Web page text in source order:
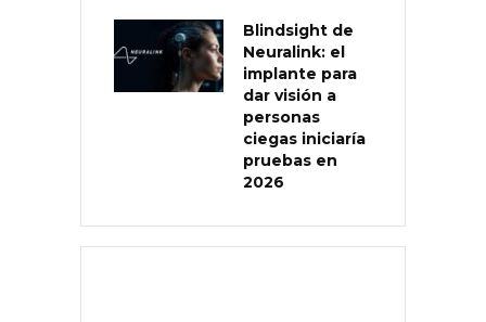
Blindsight de
Neuralink: el
implante para
dar visión a
personas
ciegas iniciaría
pruebas en
2026